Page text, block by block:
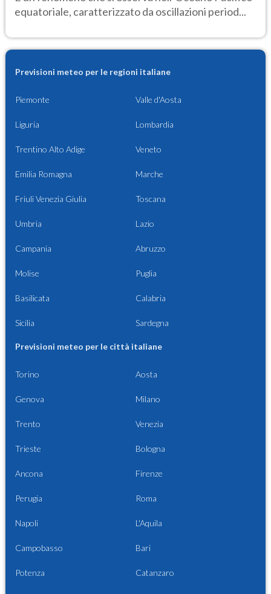
equatoriale, caratterizzato da oscillazioni period...
Previsioni meteo per le regioni italiane
Piemonte Valle d'Aosta
Liguria Lombardia
Trentino Alto Adige Veneto
Emilia Romagna Marche
Friuli Venezia Giulia Toscana
Umbria Lazio
Campania Abruzzo
Molise Puglia
Basilicata Calabria
Sicilia Sardegna
Previsioni meteo per le città italiane
Torino Aosta
Genova Milano
Trento Venezia
Trieste Bologna
Ancona Firenze
Perugia Roma
Napoli L'Aquila
Campobasso Bari
Potenza Catanzaro